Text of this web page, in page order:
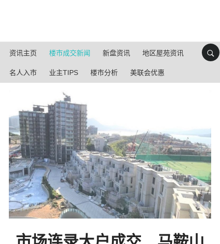
资讯主页 楼市成交新闻 新盘资讯 地区屋苑资讯
名人入市 业主TIPS 楼市分析 美联会优惠